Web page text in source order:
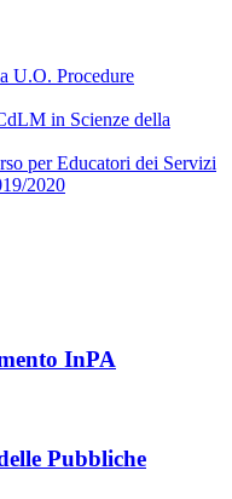
U.O. Procedure
in Scienze della
per Educatori dei Servizi
2020
InPA
Pubbliche